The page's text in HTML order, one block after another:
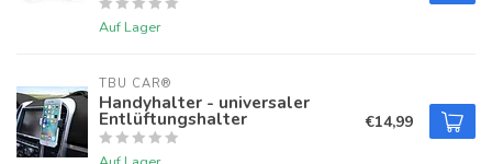
Auf Lager
TBU CAR®
Handyhalter - universaler
Entlüftungshalter €14,99